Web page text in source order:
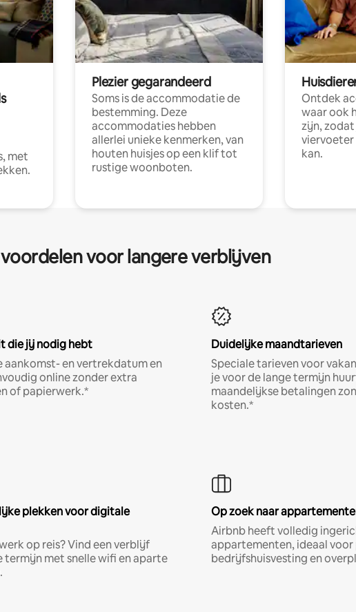
met
Plezier gegarandeerd
Soms is de accommodatie de
bestemming. Deze
accommodaties hebben
allerlei unieke kenmerken, van
houten huisjes op een klif tot
rustige woonboten.
Ontdek
waar ook
zijn,
viervoeter
kan.
voor langere verblijven
die jij nodig hebt
aankomst- en vertrekdatum en
online zonder extra
of papierwerk.*
Duidelijke maandtarieven
Speciale tarieven voor
je voor de lange termijn
maandelijkse betalingen
kosten.*
plekken voor digitale
op reis? Vind een verblijf
termijn met snelle wifi en aparte
Op zoek naar
Airbnb heeft volledig
appartementen, ideaal voor
bedrijfshuisvesting en